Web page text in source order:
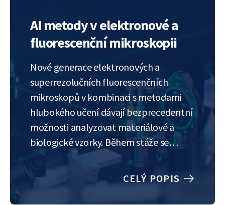
trekking of large numbers of small…
AI metody v elektronové a
fluorescenční mikroskopii
Nové generace elektronových a
superrezolučních fluorescenčních
mikroskopů v kombinaci s metodami
hlubokého učení dávají bezprecedentní
možnosti analyzovat materiálové a
biologické vzorky. Během stáže se
studenti seznámí s rekonstrukčními
metodami, jako je dekonvoluce a
superrozlišení, a získají vhled do metod
automatické segmentace, detekce a
CELÝ POPIS